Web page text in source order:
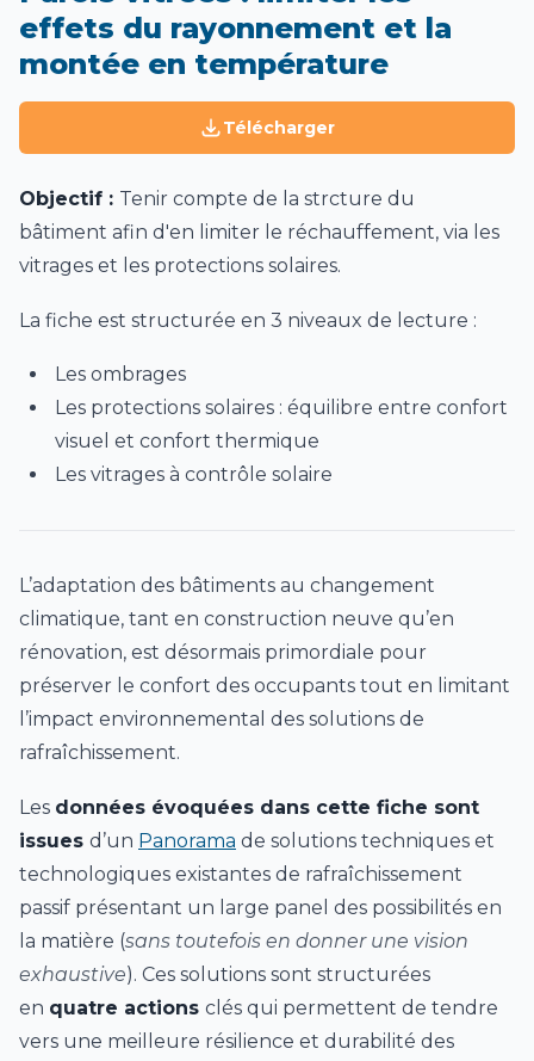
effets du rayonnement et la
montée en température
Télécharger
Objectif : Tenir compte de la strcture du
bâtiment afin d'en limiter le réchauffement, via les
vitrages et les protections solaires.
La fiche est structurée en 3 niveaux de lecture :
Les ombrages
Les protections solaires : équilibre entre confort
visuel et confort thermique
Les vitrages à contrôle solaire
L’adaptation des bâtiments au changement
climatique, tant en construction neuve qu’en
rénovation, est désormais primordiale pour
préserver le confort des occupants tout en limitant
l’impact environnemental des solutions de
rafraîchissement.
Les données évoquées dans cette fiche sont
issues d’un Panorama de solutions techniques et
technologiques existantes de rafraîchissement
passif présentant un large panel des possibilités en
la matière (sans toutefois en donner une vision
exhaustive). Ces solutions sont structurées
en quatre actions clés qui permettent de tendre
vers une meilleure résilience et durabilité des